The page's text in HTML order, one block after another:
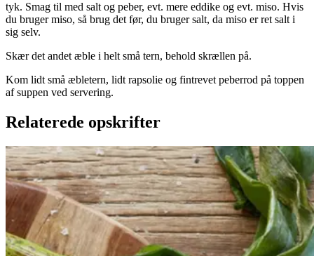
tyk. Smag til med salt og peber, evt. mere eddike og evt. miso. Hvis
du bruger miso, så brug det før, du bruger salt, da miso er ret salt i
sig selv.
Skær det andet æble i helt små tern, behold skrællen på.
Kom lidt små æbletern, lidt rapsolie og fintrevet peberrod på toppen
af suppen ved servering.
Relaterede opskrifter
CatalanskCatalansk
bønnesalatbønnesala
t medmed
grilledegrillede
grøntsagergrøntsage